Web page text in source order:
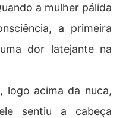
a mulher pálida
a primeira
dor latejante na
logo acima da nuca,
sentiu a cabeça